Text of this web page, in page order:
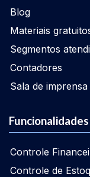
Blog
Materiais
Segmentos
Contadores
Sala de imprensa
Funcionalidades
Controle
Controle de